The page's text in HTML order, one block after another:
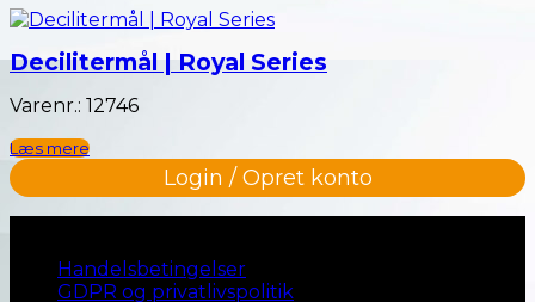
Decilitermål | Royal Series
Varenr.: 12746
Læs mere
Login / Opret konto
Handelsbetingelser
GDPR og privatlivspolitik